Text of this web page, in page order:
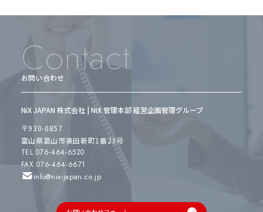
Contact
お問い合わせ
NiX JAPAN 株式会社 | NiX 管理本部 経営企画管理グループ
〒930-0857
富山県富山市奥田新町1番23号
TEL.076-464-6520
FAX.076-464-6671
info@nix-japan.co.jp